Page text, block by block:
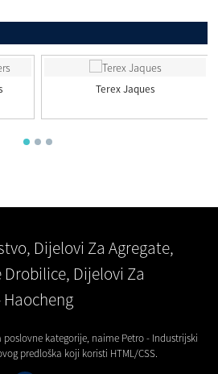
Terex Jaques
kategorije, naime Petro - Industrijski
predloška koji koristi HTML/CSS.